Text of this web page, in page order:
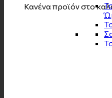
Κανένα προϊόν στο